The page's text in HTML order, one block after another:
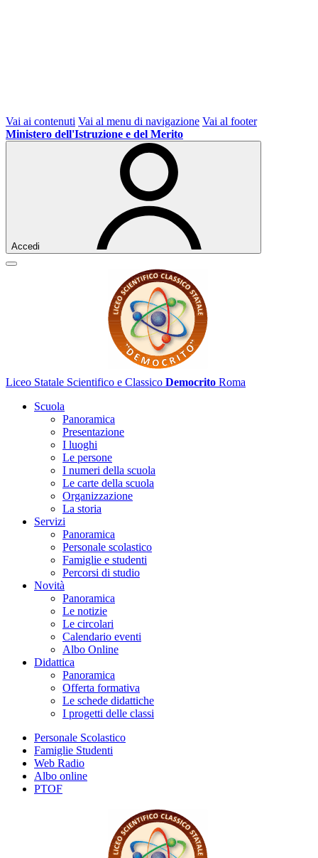
Vai ai contenuti Vai al menu di navigazione Vai al footer
Ministero dell'Istruzione e del Merito
Accedi
Liceo Statale Scientifico e Classico Democrito Roma
Scuola
Panoramica
Presentazione
I luoghi
Le persone
I numeri della scuola
Le carte della scuola
Organizzazione
La storia
Servizi
Panoramica
Personale scolastico
Famiglie e studenti
Percorsi di studio
Novità
Panoramica
Le notizie
Le circolari
Calendario eventi
Albo Online
Didattica
Panoramica
Offerta formativa
Le schede didattiche
I progetti delle classi
Personale Scolastico
Famiglie Studenti
Web Radio
Albo online
PTOF